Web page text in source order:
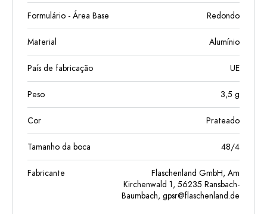
Formulário - Área Base Redondo
Material Alumínio
País de fabricação UE
Peso 3,5 g
Cor Prateado
Tamanho da boca 48/4
Fabricante
Flaschenland GmbH, Am
Kirchenwald 1, 56235 Ransbach-
Baumbach, gpsr@flaschenland.de